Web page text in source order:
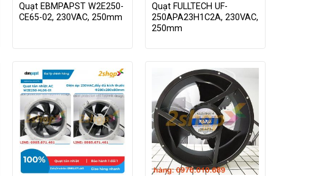
Quạt EBMPAPST W2E250-
CE65-02, 230VAC, 250mm
Quạt FULLTECH UF-
250APA23H1C2A, 230VAC,
250mm